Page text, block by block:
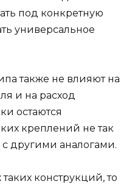
под конкретную
универсальное
также не влияют на
и на расход
остаются
креплений не так
с другими аналогами.
конструкций, то